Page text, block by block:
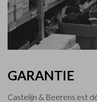
GARANTIE
Castelijn & Beerens est